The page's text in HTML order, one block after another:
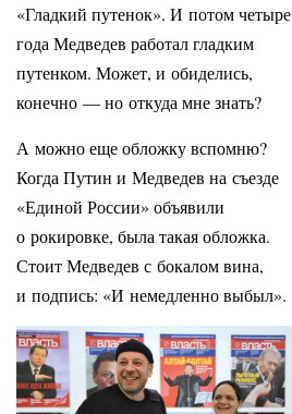
«Гладкий путенок». И потом четыре
года Медведев работал гладким
путенком. Может, и обиделись,
конечно — но откуда мне знать?
А можно еще обложку вспомню?
Когда Путин и Медведев на съезде
«Единой России» объявили
о рокировке, была такая обложка.
Стоит Медведев с бокалом вина,
и подпись: «И немедленно выбыл».